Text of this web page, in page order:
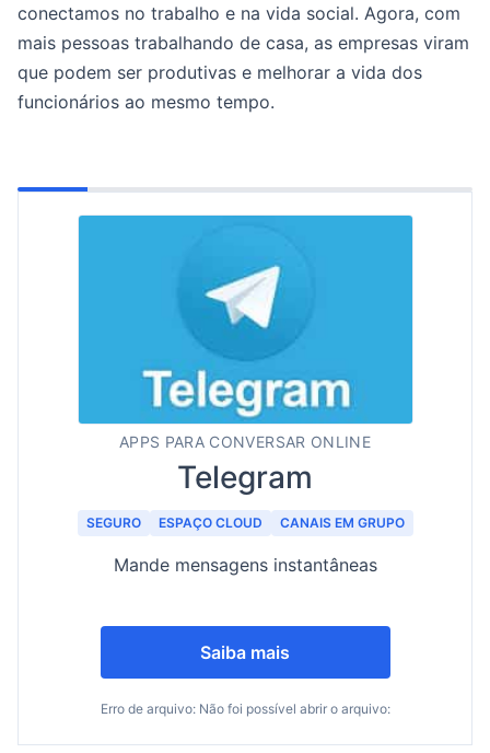
conectamos no trabalho e na vida social. Agora, com
mais pessoas trabalhando de casa, as empresas viram
que podem ser produtivas e melhorar a vida dos
funcionários ao mesmo tempo.
APPS PARA CONVERSAR ONLINE
Telegram
SEGURO ESPAÇO CLOUD CANAIS EM GRUPO
Mande mensagens instantâneas
Saiba mais
Erro de arquivo: Não foi possível abrir o arquivo: